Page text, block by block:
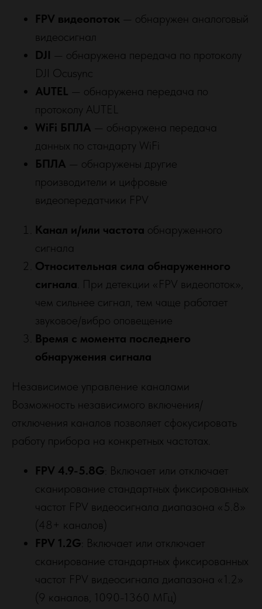
FPV видеопоток — обнаружен аналоговый
видеосигнал
DJI — обнаружена передача по протоколу
DJI Ocusync
AUTEL — обнаружена передача по
протоколу AUTEL
WiFi БПЛА — обнаружена передача
данных по стандарту WiFi
БПЛА — обнаружены другие
производители и цифровые
видеопередатчики FPV
Канал и/или частота обнаруженного
сигнала
Относительная сила обнаруженного
сигнала . При детекции «FPV видеопоток»,
чем сильнее сигнал, тем чаще работает
звуковое/вибро оповещение
Время с момента последнего
обнаружения сигнала
Независимое управление каналами
Возможность независимого включения/
отключения каналов позволяет сфокусировать
работу прибора на конкретных частотах.
FPV 4.9-5.8G : Включает или отключает
сканирование стандартных фиксированных
частот FPV видеосигнала диапазона «5.8»
(48+ каналов)
FPV 1.2G : Включает или отключает
сканирование стандартных фиксированных
частот FPV видеосигнала диапазона «1.2»
(9 каналов, 1090-1360 МГц)